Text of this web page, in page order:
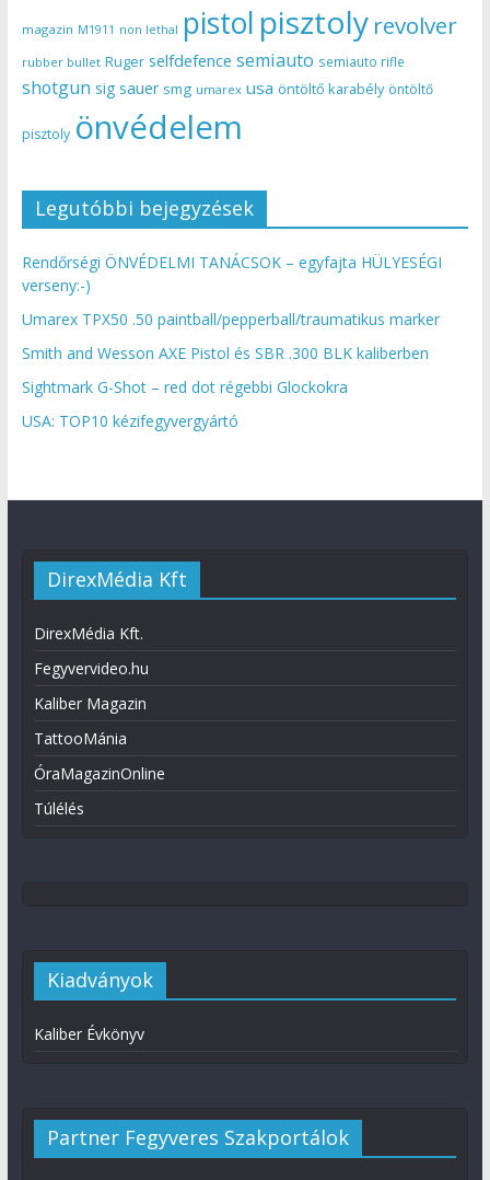
magazin M1911 non lethal pistol pisztoly revolver
rubber bullet Ruger selfdefence semiauto semiauto rifle
shotgun sig sauer smg umarex usa öntöltő karabély öntöltő
pisztoly önvédelem
Legutóbbi bejegyzések
Rendőrségi ÖNVÉDELMI TANÁCSOK – egyfajta HÜLYESÉGI
verseny:-)
Umarex TPX50 .50 paintball/pepperball/traumatikus marker
Smith and Wesson AXE Pistol és SBR .300 BLK kaliberben
Sightmark G-Shot – red dot régebbi Glockokra
USA: TOP10 kézifegyvergyártó
DirexMédia Kft
DirexMédia Kft.
Fegyvervideo.hu
Kaliber Magazin
TattooMánia
ÓraMagazinOnline
Túlélés
Kiadványok
Kaliber Évkönyv
Partner Fegyveres Szakportálok